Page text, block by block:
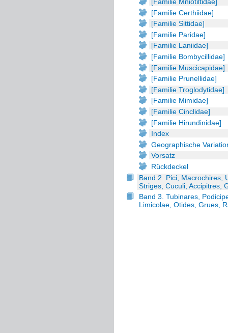
[Familie Certhiidae]
[Familie Sittidae]
[Familie Paridae]
[Familie Laniidae]
[Familie Bombycillidae]
[Familie Muscicapidae]
[Familie Prunellidae]
[Familie Troglodytidae]
[Familie Mimidae]
[Familie Cinclidae]
[Familie Hirundinidae]
Index
Geographische
Vorsatz
Rückdeckel
Band 2. Pici, Macrochires,
Striges, Cuculi, Accipitres,
Band 3. Tubinares,
Limicolae, Otides, Grues,